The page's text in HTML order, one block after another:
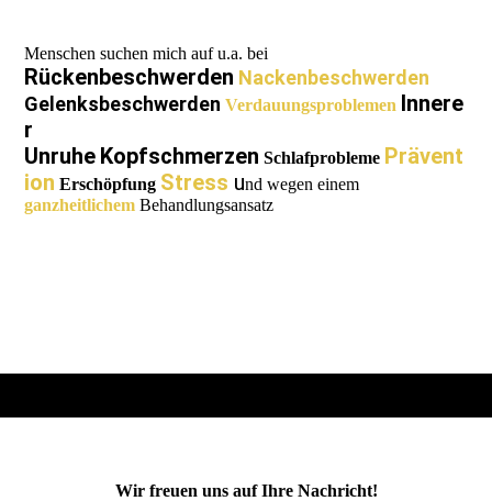
Menschen suchen mich auf u.a. bei
Rückenbeschwerden Nackenbeschwerden
Gelenksbeschwerden Verdauungsproblemen Innere
r
Unruhe Kopfschmerzen Schlafprobleme Prävent
ion Erschöpfung Stress und wegen einem
ganzheitlichem Behandlungsansatz
Wir freuen uns auf Ihre Nachricht!